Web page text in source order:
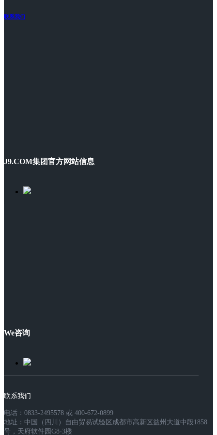
联系我们
J9.COM集团官方网站信息
We咨询
联系我们
电话：0833-2495578 或 400-672-0899
地址：中国（四川）自由贸易试验区成都市高新区益州大道中段1858
号，天府软件园G8-3楼